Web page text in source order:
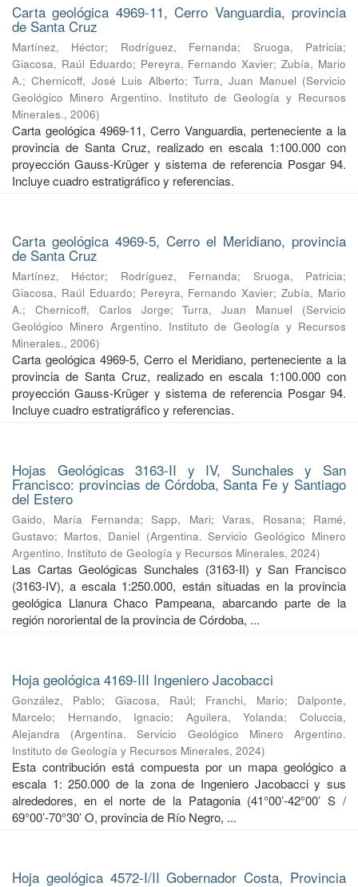
Carta geológica 4969-11, Cerro Vanguardia, provincia
de Santa Cruz
Martínez, Héctor; Rodríguez, Fernanda; Sruoga, Patricia;
Giacosa, Raúl Eduardo; Pereyra, Fernando Xavier;Zubía, Mario
A.;Chernicoff, José Luis Alberto; Turra, Juan Manuel (Servicio
Geológico Minero Argentino. Instituto de Geología y Recursos
Minerales., 2006)
Carta geológica 4969-11, Cerro Vanguardia, perteneciente a la
provincia de Santa Cruz, realizado en escala 1:100.000 con
proyección Gauss-Krüger y sistema de referencia Posgar 94.
Incluye cuadro estratigráfico y referencias.
Carta geológica 4969-5, Cerro el Meridiano, provincia
de Santa Cruz
Martínez, Héctor; Rodríguez, Fernanda; Sruoga, Patricia;
Giacosa, Raúl Eduardo; Pereyra, Fernando Xavier;Zubía, Mario
A.; Chernicoff, Carlos Jorge;Turra, Juan Manuel (Servicio
Geológico Minero Argentino. Instituto de Geología y Recursos
Minerales., 2006)
Carta geológica 4969-5, Cerro el Meridiano, perteneciente a la
provincia de Santa Cruz, realizado en escala 1:100.000 con
proyección Gauss-Krüger y sistema de referencia Posgar 94.
Incluye cuadro estratigráfico y referencias.
Hojas Geológicas 3163-II y IV, Sunchales y San
Francisco: provincias de Córdoba, Santa Fe y Santiago
del Estero
Gaido, María Fernanda;Sapp, Mari;Varas, Rosana; Ramé,
Gustavo; Martos, Daniel (Argentina. Servicio Geológico Minero
Argentino. Instituto de Geología y Recursos Minerales, 2024)
Las Cartas Geológicas Sunchales (3163-II) y San Francisco
(3163-IV), a escala 1:250.000, están situadas en la provincia
geológica Llanura Chaco Pampeana, abarcando parte de la
región nororiental de la provincia de Córdoba, ...
Hoja geológica 4169-III Ingeniero Jacobacci
González, Pablo; Giacosa, Raúl; Franchi, Mario; Dalponte,
Marcelo; Hernando, Ignacio; Aguilera, Yolanda;Coluccia,
Alejandra
(Argentina. Servicio Geológico Minero Argentino.
Instituto de Geología y Recursos Minerales, 2024)
Esta contribución está compuesta por un mapa geológico a
escala 1: 250.000 de la zona de Ingeniero Jacobacci y sus
alrededores, en el norte de la Patagonia (41°00’-42°00’ S /
69°00’-70°30’ O, provincia de Río Negro, ...
Hoja geológica 4572-I/II Gobernador Costa, Provincia